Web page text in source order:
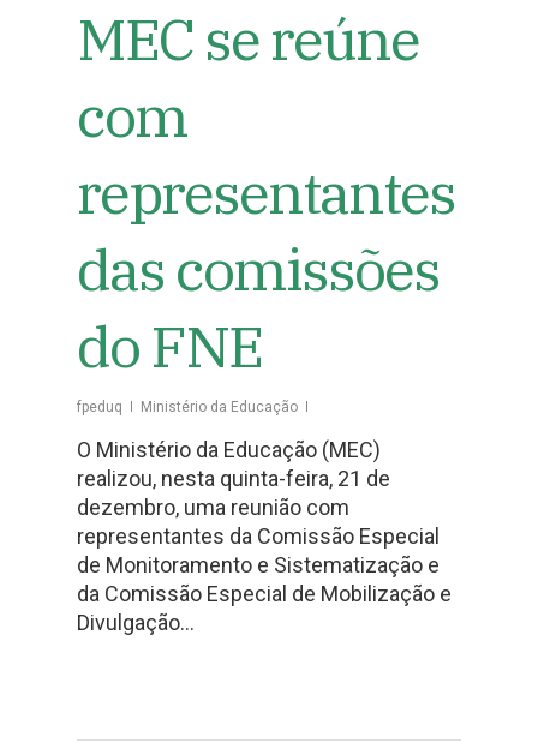
MEC se reúne
com
representantes
das comissões
do FNE
fpeduq Ministério da Educação
O Ministério da Educação (MEC)
realizou, nesta quinta-feira, 21 de
dezembro, uma reunião com
representantes da Comissão Especial
de Monitoramento e Sistematização e
da Comissão Especial de Mobilização e
Divulgação…